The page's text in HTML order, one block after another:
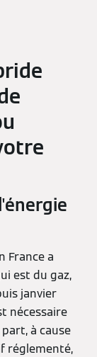
France a
est du gaz,
janvier
nécessaire
à cause
réglementé,